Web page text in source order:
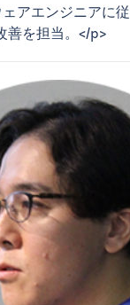
アエンジニアに
善を担当。</p>